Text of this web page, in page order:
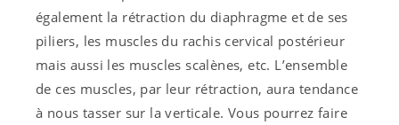
également la rétraction du diaphragme et de ses
piliers, les muscles du rachis cervical postérieur
mais aussi les muscles scalènes, etc. L’ensemble
de ces muscles, par leur rétraction, aura tendance
à nous tasser sur la verticale. Vous pourrez faire